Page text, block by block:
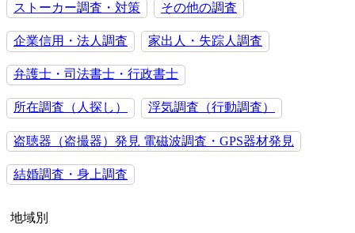
ストーカー調査・対策 その他の調査
企業信用・法人調査 家出人・失踪人調査
弁護士・司法書士・行政書士
所在調査（人探し） 浮気調査（行動調査）
盗聴器（盗撮器）発見 電磁波調査・GPS器材発見
結婚調査・身上調査
地域別